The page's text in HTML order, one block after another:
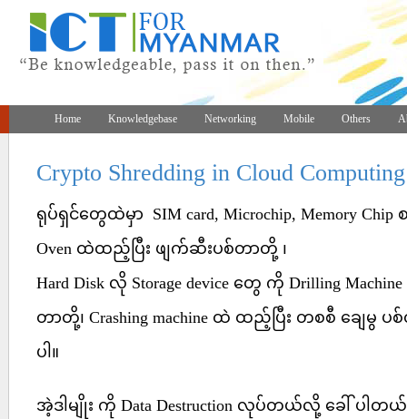
Home Knowledgebase Networking Mobile Others
Crypto Shredding in Cloud
ရုပ်ရှင်တွေထဲမှာ SIM card, Microchip, Memory
Oven ထဲထည့်ပြီး ဖျက်ဆီးပစ်တာတို့ ၊
Hard Disk လို Storage device တွေ ကို Drilling
တာတို့၊ Crashing machine ထဲ ထည့်ပြီး တစစီ ချေမွ
ပါ။
အဲ့ဒါမျိုး ကို Data Destruction လုပ်တယ်လို့ ခေါ် ပါတယ်